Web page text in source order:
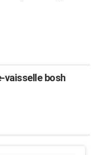
vaisselle bosh